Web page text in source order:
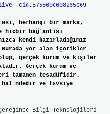
herhangi bir marka,
hiçbir bağlantısı
kendi hazırladığımız
Burada yer alan içerikler
gerçek kurum ve kişiler
Gerçek kurum ve
tamamen tesadüfidir.
ve tavsiye
gereğince Bilgi Teknolojileri